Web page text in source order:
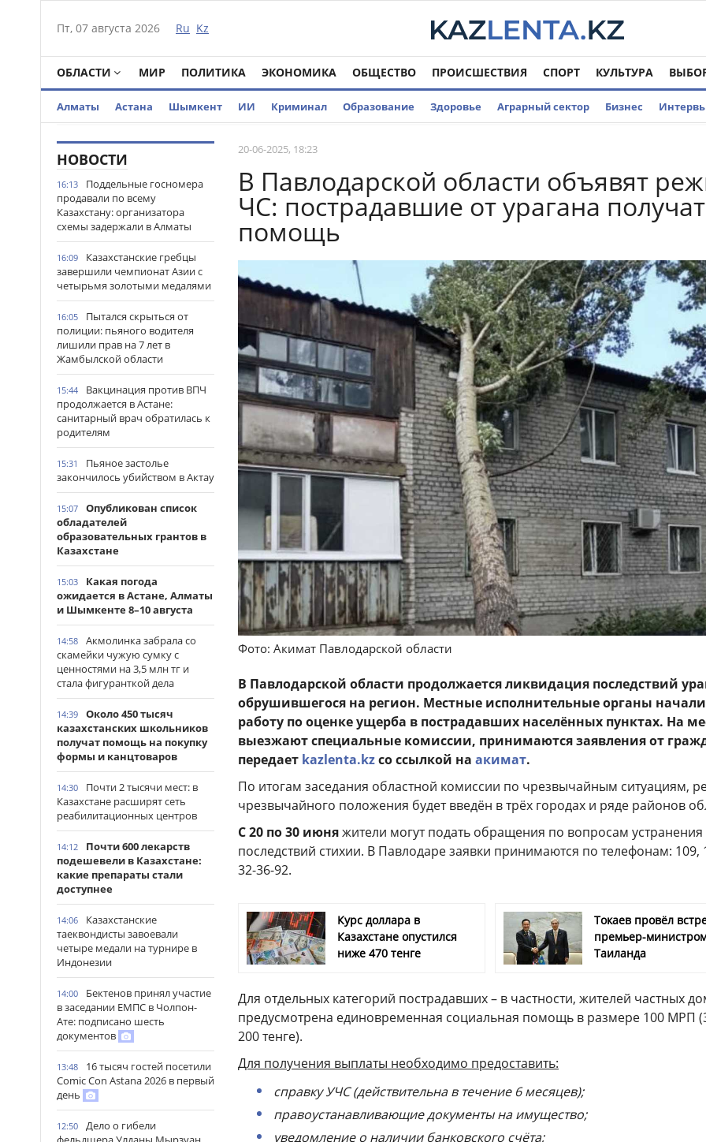
Пт, 07 августа 2026 Ru Kz
ОБЛАСТИ МИР ПОЛИТИКА ЭКОНОМИКА ОБЩЕСТВО ПРОИСШЕСТВИЯ СПОРТ КУЛЬТУРА
Алматы Астана Шымкент ИИ Криминал Образование Здоровье Аграрный сектор Бизнес
НОВОСТИ
16:13
Поддельные госномера
продавали по всему
Казахстану: организатора
схемы задержали в Алматы
16:09
Казахстанские гребцы
завершили чемпионат Азии с
четырьмя золотыми медалями
16:05
Пытался скрыться от
полиции: пьяного водителя
лишили прав на 7 лет в
Жамбылской области
15:44
Вакцинация против ВПЧ
продолжается в Астане:
санитарный врач обратилась к
родителям
15:31
Пьяное застолье
закончилось убийством в Актау
15:07
Опубликован список
обладателей
образовательных грантов в
Казахстане
15:03
Какая погода
ожидается в Астане, Алматы
и Шымкенте 8–10 августа
14:58
Акмолинка забрала со
скамейки чужую сумку с
ценностями на 3,5 млн тг и
стала фигуранткой дела
14:39
Около 450 тысяч
казахстанских школьников
получат помощь на покупку
формы и канцтоваров
14:30
Почти 2 тысячи мест: в
Казахстане расширят сеть
реабилитационных центров
14:12
Почти 600 лекарств
подешевели в Казахстане:
какие препараты стали
доступнее
14:06
Казахстанские
таеквондисты завоевали
четыре медали на турнире в
Индонезии
14:00
Бектенов принял участие
в заседании ЕМПС в Чолпон-
Ате: подписано шесть
документов
13:48
16 тысяч гостей посетили
Comic Con Astana 2026 в первый
день
12:50
Дело о гибели
20-06-2025, 18:23
В Павлодарской области объявят
ЧС: пострадавшие от урагана получат
помощь
Фото: Акимат Павлодарской области
В Павлодарской области продолжается ликвидация последствий
обрушившегося на регион. Местные исполнительные органы начали
работу по оценке ущерба в пострадавших населённых пунктах. На
выезжают специальные комиссии, принимаются заявления от
передает kazlenta.kzсо ссылкой на акимат.
По итогам заседания областной комиссии по чрезвычайным ситуациям,
чрезвычайного положения будет введён в трёх городах и ряде районов
С 20 по 30 июняжители могут подать обращения по вопросам устранения
последствий стихии. В Павлодаре заявки принимаются по телефонам: 109,
32-36-92.
Курс доллара в
Казахстане опустился
ниже 470 тенге
Токаев провёл
премьер-
Таиланда
Для отдельных категорий пострадавших – в частности, жителей частных
предусмотрена единовременная социальная помощь в размере 100 МРП
200 тенге).
Для получения выплаты необходимо предоставить:
справку УЧС (действительна в течение 6 месяцев);
правоустанавливающие документы на имущество;
уведомление о наличии банковского счёта;